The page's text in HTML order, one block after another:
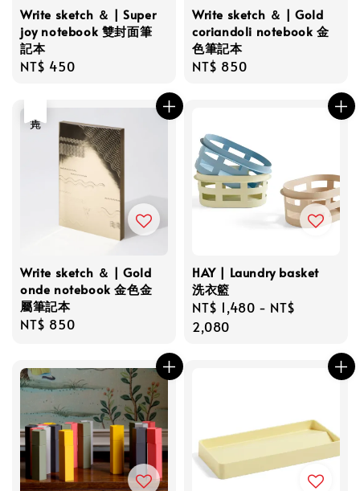
Write sketch ＆ | Super
joy notebook 雙封面筆
記本
Regular
NT$ 450
Write sketch ＆ | Gold
coriandoli notebook 金
色筆記本
Regular
NT$ 850
Write sketch ＆ | Gold
onde notebook 金色金
屬筆記本
Regular
NT$ 850
HAY | Laundry basket
洗衣籃
Regular
price
NT$ 1,480 - NT$
2,080